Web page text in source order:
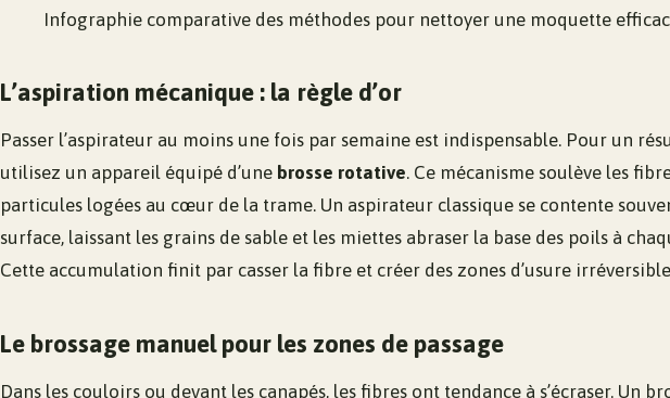
Infographie comparative des méthodes pour nettoyer une moquette
L’aspiration mécanique : la règle d’or
Passer l’aspirateur au moins une fois par semaine est indispensable. Pour un
utilisez un appareil équipé d’une brosse rotative. Ce mécanisme soulève les
particules logées au cœur de la trame. Un aspirateur classique se contente
surface, laissant les grains de sable et les miettes abraser la base des poils à
Cette accumulation finit par casser la fibre et créer des zones d’usure
Le brossage manuel pour les zones de passage
Dans les couloirs ou devant les canapés, les fibres ont tendance à s’écraser. Un